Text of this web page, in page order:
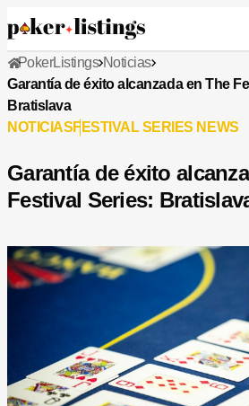
PokerListings Noticias
Garantía de éxito alcanzada en The
Bratislava
NOTICIASFESTIVAL SERIES NEWS
Garantía de éxito
Festival Series: